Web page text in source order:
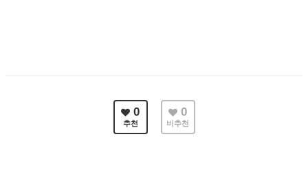
0
추천
0
비추천